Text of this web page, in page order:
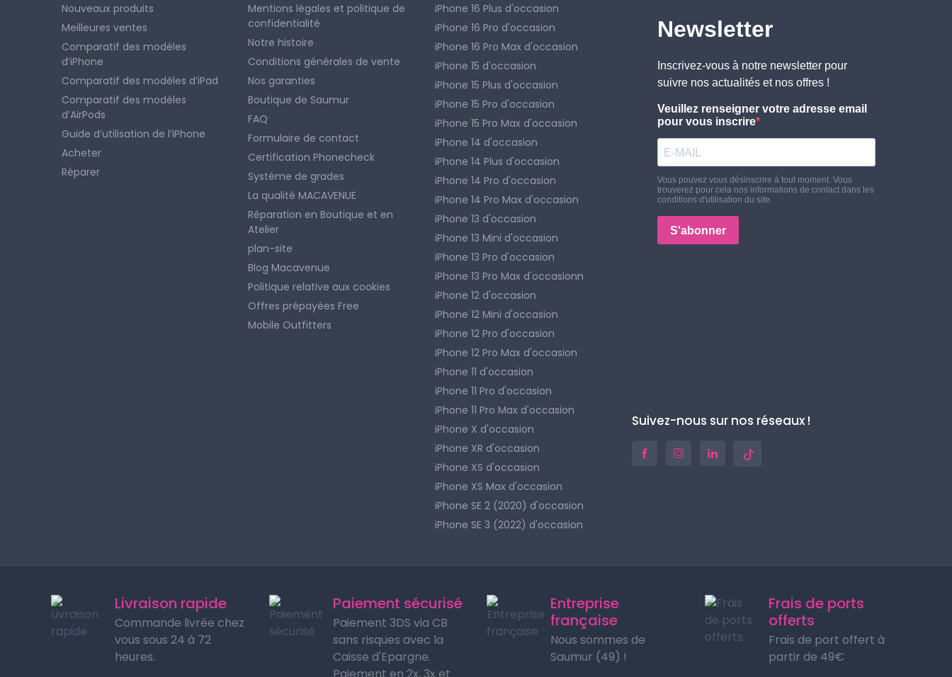
Nouveaux produits
Meilleures ventes
Comparatif des modèles
d’iPhone
Comparatif des modèles d’iPad
Comparatif des modèles
d’AirPods
Guide d’utilisation de l’iPhone
Acheter
Réparer
Mentions légales et politique de
confidentialité
Notre histoire
Conditions générales de vente
Nos garanties
Boutique de Saumur
FAQ
Formulaire de contact
Certification Phonecheck
Système de grades
La qualité MACAVENUE
Réparation en Boutique et en
Atelier
plan-site
Blog Macavenue
Politique relative aux cookies
Offres prépayées Free
Mobile Outfitters
iPhone 16 Plus d'occasion
iPhone 16 Pro d'occasion
iPhone 16 Pro Max d'occasion
iPhone 15 d'occasion
iPhone 15 Plus d'occasion
iPhone 15 Pro d'occasion
iPhone 15 Pro Max d'occasion
iPhone 14 d'occasion
iPhone 14 Plus d'occasion
iPhone 14 Pro d'occasion
iPhone 14 Pro Max d'occasion
iPhone 13 d'occasion
iPhone 13 Mini d'occasion
iPhone 13 Pro d'occasion
iPhone 13 Pro Max d'occasionn
iPhone 12 d'occasion
iPhone 12 Mini d'occasion
iPhone 12 Pro d'occasion
iPhone 12 Pro Max d'occasion
iPhone 11 d'occasion
iPhone 11 Pro d'occasion
iPhone 11 Pro Max d'occasion
iPhone X d'occasion
iPhone XR d'occasion
iPhone XS d'occasion
iPhone XS Max d'occasion
iPhone SE 2 (2020) d'occasion
iPhone SE 3 (2022) d'occasion
Suivez-nous sur nos réseaux !
Livraison rapide
Commande livrée chez
vous sous 24 à 72
heures.
Paiement sécurisé
Paiement 3DS via CB
sans risques avec la
Caisse d'Epargne.
Entreprise
française
Nous sommes de
Saumur (49) !
Frais de ports
offerts
Frais de port offert à
partir de 49€